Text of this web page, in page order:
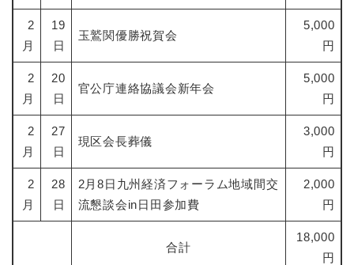
2
月
19
日
玉鷲関優勝祝賀会
5,000
円
2
月
20
日
官公庁連絡協議会新年会
5,000
円
2
月
27
日
現区会長葬儀
3,000
円
2
月
28
日
2月8日九州経済フォーラム地域間交
流懇談会in日田参加費
2,000
円
合計
18,000
円